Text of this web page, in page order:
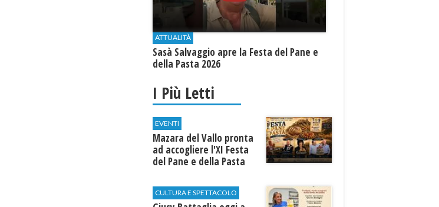
ATTUALITÀ
Sasà Salvaggio apre la Festa del Pane e
della Pasta 2026
I Più Letti
EVENTI
Mazara del Vallo pronta
ad accogliere l'XI Festa
del Pane e della Pasta
CULTURA E SPETTACOLO